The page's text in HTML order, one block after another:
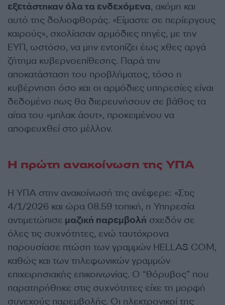
εξετάστηκαν όλα τα ενδεχόμενα, ακόμη και
αυτό της δολιοφθοράς. «Είμαστε σε περίεργους
καιρούς», σχολίασαν αρμόδιες πηγές, με την
ΕΥΠ, ωστόσο, να μην εντοπίζει έως χθες αργά
ζήτημα κυβερνοεπίθεσης. Παρά την
αποκατάσταση του προβλήματος, τόσο η
κυβέρνηση όσο και οι αρμόδιες υπηρεσίες είναι
δεδομένο πως θα διερευνήσουν σε βάθος τα
αίτια του «μπλακ άουτ», προκειμένου να
αποφευχθεί στο μέλλον.
Η πρώτη ανακοίνωση της ΥΠΑ
Η ΥΠΑ στην ανακοίνωσή της ανέφερε: «Στις
4/1/2026 και ώρα 08.59 τοπική, η Υπηρεσία
αντιμετώπισε μαζική παρεμβολή σχεδόν σε
όλες τις συχνότητες, ενώ ταυτόχρονα
παρουσίασε πτώση των γραμμών HELLAS COM,
καθώς και των τηλεφωνικών γραμμών
επιχειρησιακής επικοινωνίας. Ο “θόρυβος” που
παρατηρήθηκε στις συχνότητες είχε τη μορφή
συνεχούς παρεμβολής. Οι ηλεκτρονικοί της